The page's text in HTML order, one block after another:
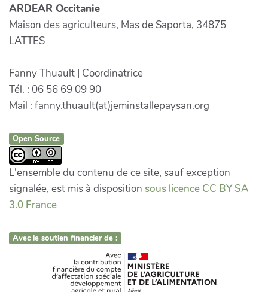
ARDEAR Occitanie
Maison des agriculteurs, Mas de Saporta, 34875
LATTES
Fanny Thuault | Coordinatrice
Tél. : 06 56 69 09 90
Mail : fanny.thuault(at)jeminstallepaysan.org
Open Source
L'ensemble du contenu de ce site, sauf exception
signalée, est mis à disposition sous licence CC BY SA
3.0 France
Avec le soutien financier de :